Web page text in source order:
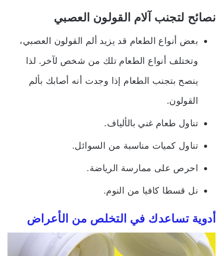
نصائح لتجنب آلام القولون العصبي
بعض أنواع الطعام قد يزيد ألم القولون العصبي،
وتختلف أنواع الطعام تلك من شخص لآخر. لذا
ينصح بتجنب الطعام إذا وجدت أنه أصابك بألم
القولون.
تناول طعام غني بالألياف.
تناول كميات مناسبة من السوائل.
احرص على ممارسة الرياضة.
نل قسطا كافيا من النوم.
أدوية تساعدك في التخلص من الأعراض